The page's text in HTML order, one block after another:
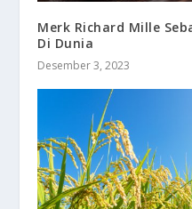
Merk Richard Mille
Di Dunia
Desember 3, 2023